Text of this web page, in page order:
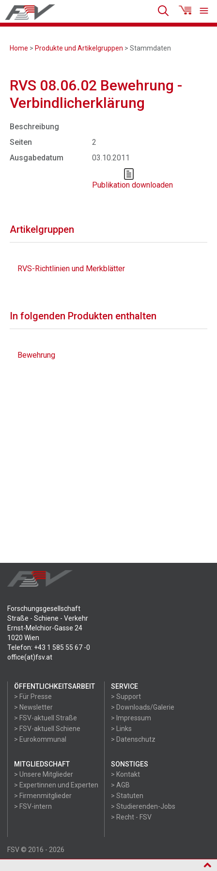
Home > Produkte und Artikelgruppen > Stammdaten
RVS 08.06.02 Bewehrung -
Verbindlicherklärung
Beschreibung
Seiten
2
Ausgabedatum
03.10.2011
Publikation downloaden
Artikelgruppen
RVS-Richtlinien und Merkblätter
In folgenden Produkten enthalten
Bewehrung
Forschungsgesellschaft
Straße - Schiene - Verkehr
Ernst-Melchior-Gasse 24
1020 Wien
Telefon: +43 1 585 55 67 -0
office(at)fsv.at
ÖFFENTLICHKEITSARBEIT
> Für Presse
> Newsletter
> FSV-aktuell Straße
> FSV-aktuell Schiene
> Eurokommunal
SERVICE
> Support
> Downloads/Galerie
> Impressum
> Links
> Datenschutz
MITGLIEDSCHAFT
> Unsere Mitglieder
> Expertinnen und Experten
> Firmenmitglieder
> FSV-intern
SONSTIGES
> Kontakt
> AGB
> Statuten
> Studierenden-Jobs
> Recht - FSV
FSV © 2016 - 2026